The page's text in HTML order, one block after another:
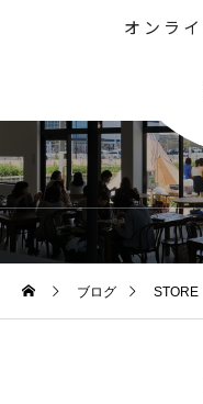
オンラ
ブログ STORE